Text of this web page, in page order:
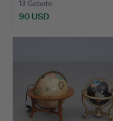
13 Gebote
90 USD